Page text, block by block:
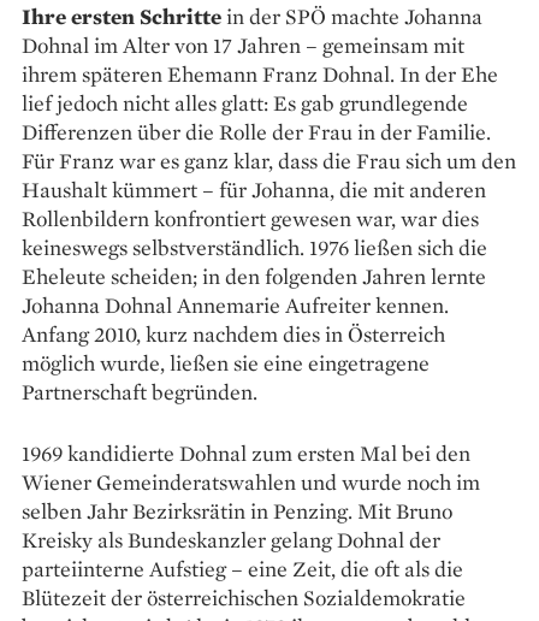
Ihre ersten Schrittein der SPÖ machte Johanna
Dohnal im Alter von 17 Jahren – gemeinsam mit
ihrem späte­ren Ehemann Franz Dohnal. In der Ehe
lief jedoch nicht alles glatt: Es gab grundlegende
Differenzen über die ­Rolle der Frau in der Familie.
Für Franz war es ganz klar, dass die Frau sich um den
Haushalt kümmert – für Johanna, die mit anderen
Rollenbildern kon­frontiert gewesen war, war dies
keineswegs selbstverständlich. 1976 ließen sich die
Eheleute scheiden; in den folgenden Jahren lernte
Johanna ­Dohnal ­Annemarie Aufreiter kennen.
Anfang 2010, kurz nachdem dies in Öster­reich
möglich wurde, ließen sie eine ein­getragene
Partnerschaft begründen.
1969 kandidierte Dohnal zum ersten Mal bei den
Wiener Gemeinderatswahlen und wurde noch im
selben Jahr Bezirksrätin in Penzing. Mit ­Bruno
Kreisky als Bundeskanzler gelang Dohnal der
parteiinterne Aufstieg – eine Zeit, die oft als die
Blütezeit der österreichischen Sozialdemokratie